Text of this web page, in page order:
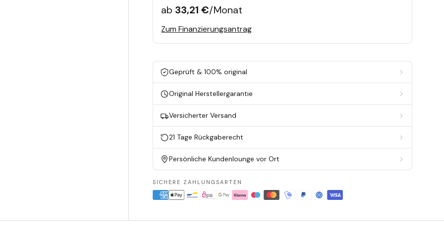
ab 33,21 €/Monat
Zum Finanzierungsantrag
Geprüft & 100% original
Original Herstellergarantie
Versicherter Versand
21 Tage Rückgaberecht
Persönliche Kundenlounge vor Ort
SICHERE ZAHLUNGSARTEN